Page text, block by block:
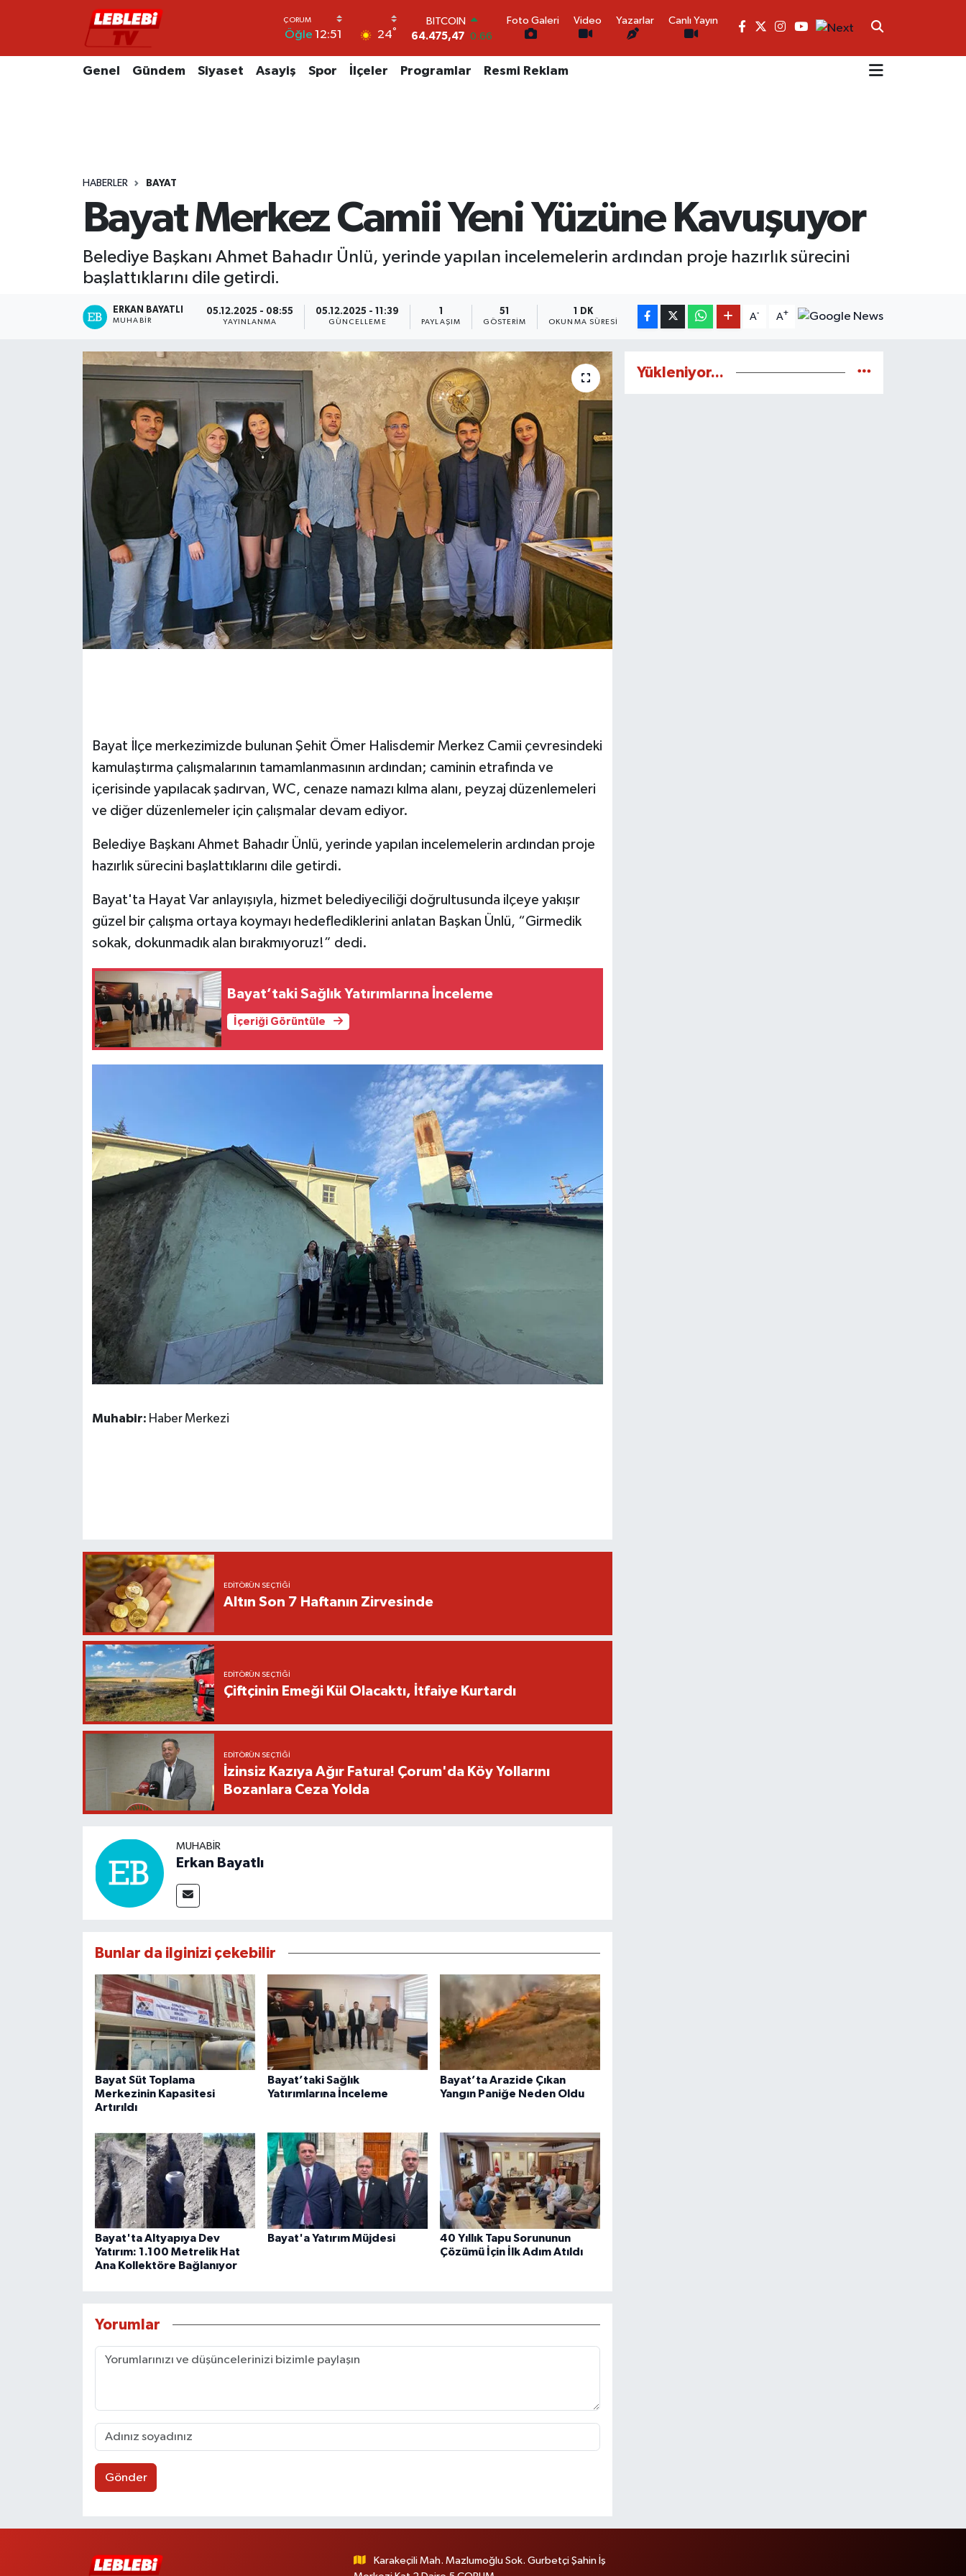
Öğle 12:51 24°
DOLAR
47,5971 0.05
55,1336
0.18
Foto Galeri Video Yazarlar Canlı Yayın
Genel Gündem Siyaset Asayiş Spor İlçeler Programlar Resmi Reklam
HABERLER BAYAT
Bayat Merkez Camii Yeni Yüzüne Kavuşuyor
Belediye Başkanı Ahmet Bahadır Ünlü, yerinde yapılan incelemelerin ardından proje hazırlık sürecini
başlattıklarını dile getirdi.
ERKAN BAYATLI
MUHABIR
05.12.2025 - 08:55
YAYINLANMA
05.12.2025 - 11:39
GÜNCELLEME
1
PAYLAŞIM
51
GÖSTERIM
1 DK
OKUNMA SÜRESI
A- A+
Bayat İlçe merkezimizde bulunan Şehit Ömer Halisdemir Merkez Camii çevresindeki
kamulaştırma çalışmalarının tamamlanmasının ardından; caminin etrafında ve
içerisinde yapılacak şadırvan, WC, cenaze namazı kılma alanı, peyzaj düzenlemeleri
ve diğer düzenlemeler için çalışmalar devam ediyor.
Belediye Başkanı Ahmet Bahadır Ünlü, yerinde yapılan incelemelerin ardından proje
hazırlık sürecini başlattıklarını dile getirdi.
Bayat'ta Hayat Var anlayışıyla, hizmet belediyeciliği doğrultusunda ilçeye yakışır
güzel bir çalışma ortaya koymayı hedeflediklerini anlatan Başkan Ünlü, “Girmedik
sokak, dokunmadık alan bırakmıyoruz!” dedi.
Bayat’taki Sağlık Yatırımlarına İnceleme
İçeriği Görüntüle
Muhabir: Haber Merkezi
EDITÖRÜN SEÇTIĞI
Altın Son 7 Haftanın Zirvesinde
EDITÖRÜN SEÇTIĞI
Çiftçinin Emeği Kül Olacaktı, İtfaiye Kurtardı
EDITÖRÜN SEÇTIĞI
İzinsiz Kazıya Ağır Fatura! Çorum'da Köy Yollarını
Bozanlara Ceza Yolda
MUHABIR
Erkan Bayatlı
Bunlar da ilginizi çekebilir
Bayat Süt Toplama
Merkezinin Kapasitesi
Artırıldı
Bayat’taki Sağlık
Yatırımlarına İnceleme
Bayat’ta Arazide Çıkan
Yangın Paniğe Neden Oldu
Bayat'ta Altyapıya Dev
Yatırım: 1.100 Metrelik Hat
Ana Kollektöre Bağlanıyor
Bayat'a Yatırım Müjdesi
40 Yıllık Tapu Sorununun
Çözümü İçin İlk Adım Atıldı
Yorumlar
Gönder
Yükleniyor...
Karakeçili Mah. Mazlumoğlu Sok. Gurbetçi Şahin İş
Hava Durumu
Tüm Manşetler
Son Dakika Haberleri
Haber Arşivi